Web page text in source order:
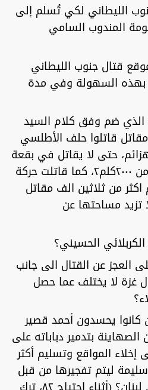
الليطاني لكي تُسلم إلى
المندوب السامي
تم بناء أكثر من ٥٠٠ موقع قتال جنوب الليطاني
بهذه السهولة وفي مدة
الذي ضم وفق كلام السيد
قاتلوا حلف الأطلسي
حتى لا يقاتل في بقعة
تزيد مساحتها على اكثر من ٢٠٠٠كلم٢، كما قاتلت حركة
من ثلاثين الف مقاتل
تزيد مساحتها عن
الحسيني؟
العجز عن القتال الى جانب
غزة لا يختلف عما حصل
كانوا يحسدون أحمد قصير
بتدمير دباباته على
المواقع وتسليم أكثر
ليتم تفجيرها من قبل